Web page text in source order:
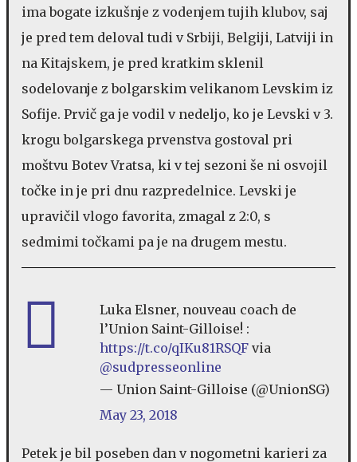
ima bogate izkušnje z vodenjem tujih klubov, saj
je pred tem deloval tudi v Srbiji, Belgiji, Latviji in
na Kitajskem, je pred kratkim sklenil
sodelovanje z bolgarskim velikanom Levskim iz
Sofije. Prvič ga je vodil v nedeljo, ko je Levski v 3.
krogu bolgarskega prvenstva gostoval pri
moštvu Botev Vratsa, ki v tej sezoni še ni osvojil
točke in je pri dnu razpredelnice. Levski je
upravičil vlogo favorita, zmagal z 2:0, s
sedmimi točkami pa je na drugem mestu.
Luka Elsner, nouveau coach de
l’Union Saint-Gilloise! :
https://t.co/qIKu81RSQF via
@sudpresseonline
— Union Saint-Gilloise (@UnionSG)
May 23, 2018
Petek je bil poseben dan v nogometni karieri za